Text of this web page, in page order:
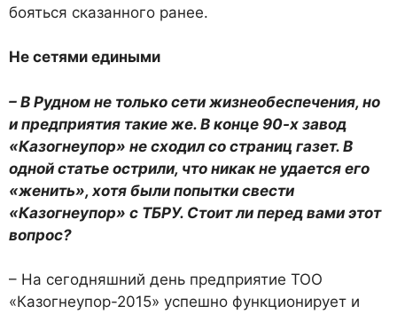
бояться сказанного ранее.
Не сетями едиными
– В Рудном не только сети жизнеобеспечения, но
и предприятия такие же. В конце 90-х завод
«Казогнеупор» не сходил со страниц газет. В
одной статье острили, что никак не удается его
«женить», хотя были попытки свести
«Казогнеупор» с ТБРУ. Стоит ли перед вами этот
вопрос?
– На сегодняшний день предприятие ТОО
«Казогнеупор-2015» успешно функционирует и